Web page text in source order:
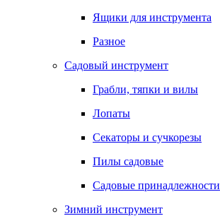
Ящики для инструмента
Разное
Садовый инструмент
Грабли, тяпки и вилы
Лопаты
Секаторы и сучкорезы
Пилы садовые
Садовые принадлежности
Зимний инструмент